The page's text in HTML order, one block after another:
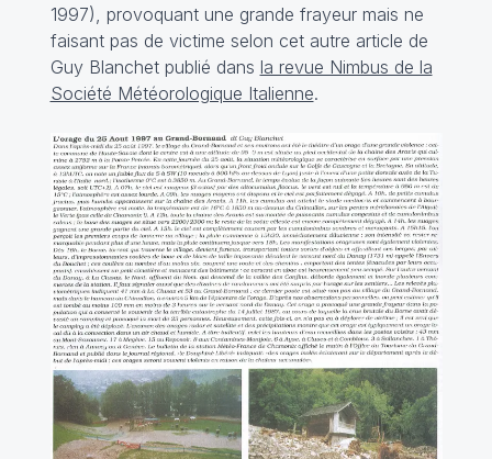
1997), provoquant une grande frayeur mais ne
faisant pas de victime selon cet autre article de
Guy Blanchet publié dans la revue Nimbus de la
Société Météorologique Italienne.